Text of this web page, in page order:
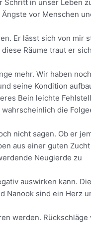
in unser Leben
vor Menschen
Er lässt sich von mir
Räume traut er
mehr. Wir haben
seine Kondition
Bein leichte
die
nicht sagen. Ob er
aus einer guten
Neugierde zu
auswirken kann.
Nanook sind ein Herz
werden. Rückschläge